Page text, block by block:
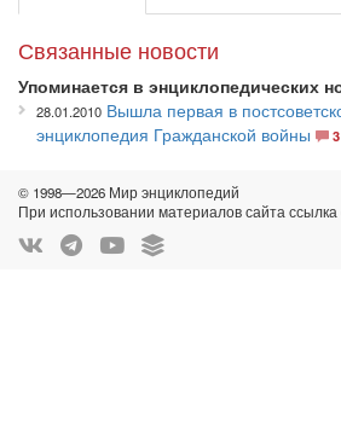
Связанные новости
Упоминается в энциклопедических
28.01.2010 Вышла первая в
энциклопедия Гражданской войны
3
© 1998—2026 Мир энциклопедий
При использовании материалов сайта ссылка